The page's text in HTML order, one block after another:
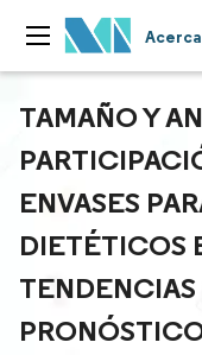
TAMAÑO Y
ENVASES
DIETÉTICOS